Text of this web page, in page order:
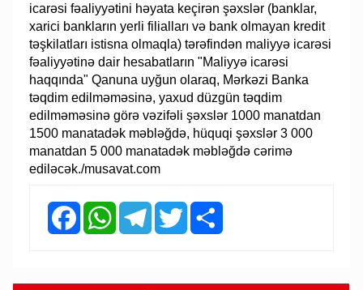
icarəsi fəaliyyətini həyata keçirən şəxslər (banklar,
xarici bankların yerli filialları və bank olmayan kredit
təşkilatları istisna olmaqla) tərəfindən maliyyə icarəsi
fəaliyyətinə dair hesabatların "Maliyyə icarəsi
haqqında" Qanuna uyğun olaraq, Mərkəzi Banka
təqdim edilməməsinə, yaxud düzgün təqdim
edilməməsinə görə vəzifəli şəxslər 1000 manatdan
1500 manatadək məbləğdə, hüquqi şəxslər 3 000
manatdan 5 000 manatadək məbləğdə cərimə
ediləcək./musavat.com
FacebookWhatsAppTelegramTwitter